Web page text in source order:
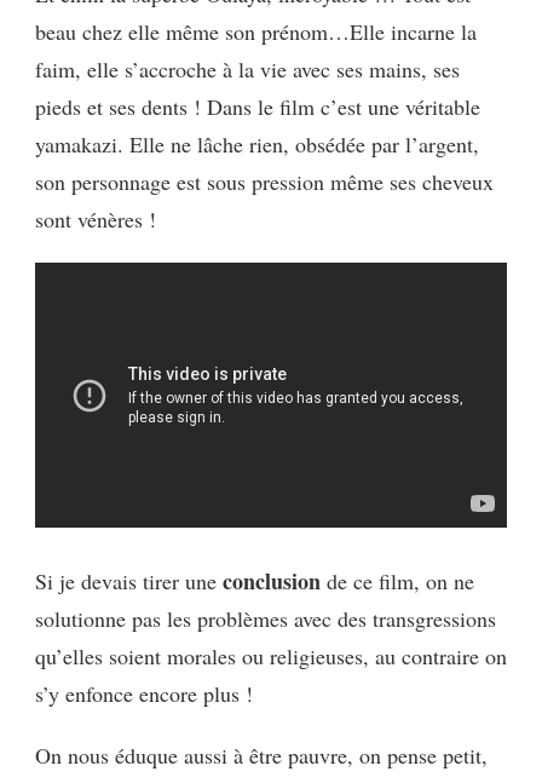
beau chez elle même son prénom…Elle incarne la
faim, elle s’accroche à la vie avec ses mains, ses
pieds et ses dents ! Dans le film c’est une véritable
yamakazi. Elle ne lâche rien, obsédée par l’argent,
son personnage est sous pression même ses cheveux
sont vénères !
Si je devais tirer une conclusion de ce film, on ne
solutionne pas les problèmes avec des transgressions
qu’elles soient morales ou religieuses, au contraire on
s’y enfonce encore plus !
On nous éduque aussi à être pauvre, on pense petit,